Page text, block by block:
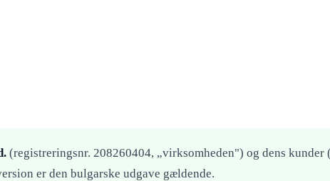
(registreringsnr. 208260404, „virksomheden") og dens
er den bulgarske udgave gældende.